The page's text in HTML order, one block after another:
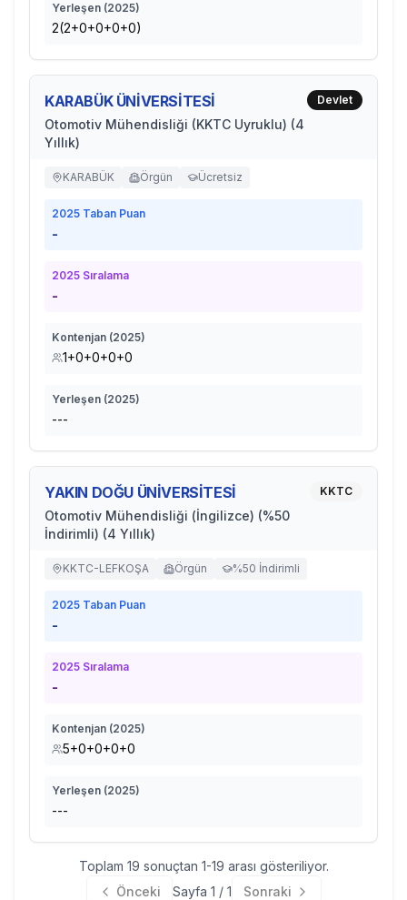
Yerleşen (2025)
2(2+0+0+0+0)
KARABÜK ÜNİVERSİTESİ
Otomotiv Mühendisliği (KKTC Uyruklu) (4
Yıllık)
Devlet
KARABÜK Örgün Ücretsiz
2025 Taban Puan
-
2025 Sıralama
-
Kontenjan (2025)
1+0+0+0+0
Yerleşen (2025)
---
YAKIN DOĞU ÜNİVERSİTESİ
Otomotiv Mühendisliği (İngilizce) (%50
İndirimli) (4 Yıllık)
KKTC
KKTC-LEFKOŞA Örgün %50 İndirimli
2025 Taban Puan
-
2025 Sıralama
-
Kontenjan (2025)
5+0+0+0+0
Yerleşen (2025)
---
Toplam 19 sonuçtan 1-19 arası gösteriliyor.
Önceki
Sayfa 1 / 1 Sonraki